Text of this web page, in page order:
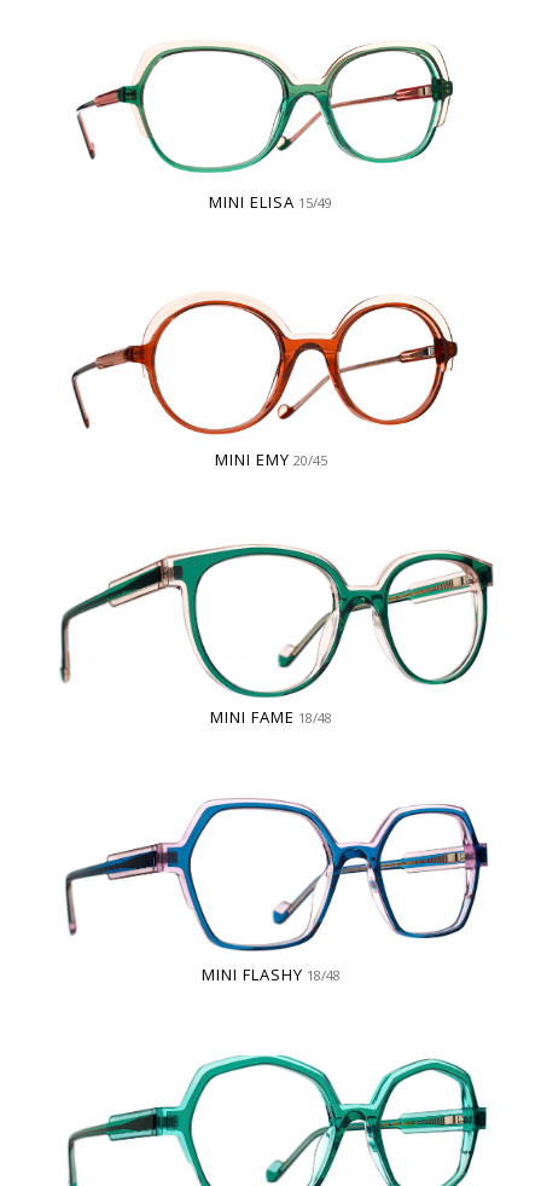
MINI ELISA 15/49
MINI EMY 20/45
MINI FAME 18/48
MINI FLASHY 18/48